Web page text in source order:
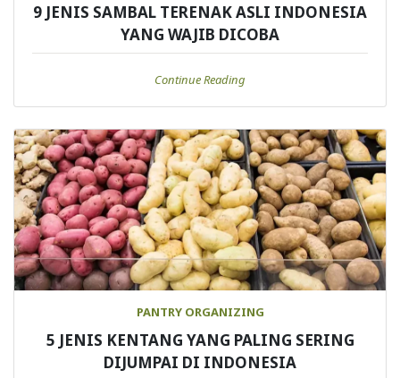
9 JENIS SAMBAL TERENAK ASLI INDONESIA
YANG WAJIB DICOBA
Continue Reading
PANTRY ORGANIZING
5 JENIS KENTANG YANG PALING SERING
DIJUMPAI DI INDONESIA